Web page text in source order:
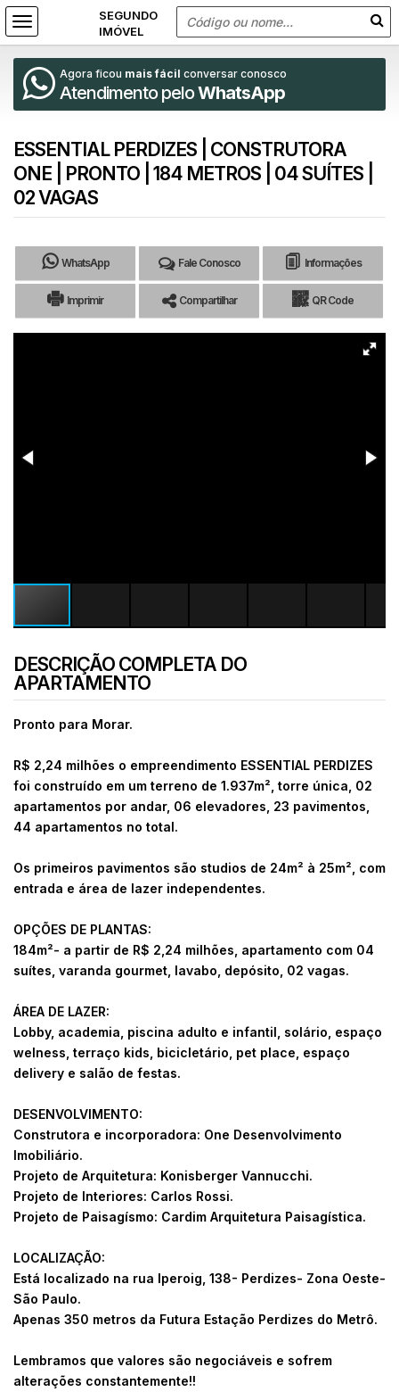
Agora ficou mais fácil conversar conosco
Atendimento peloWhatsApp
ESSENTIAL PERDIZES | CONSTRUTORA
ONE | PRONTO | 184 METROS | 04 SUÍTES |
02 VAGAS
WhatsApp Fale Conosco Informações
Imprimir Compartilhar QR Code
DESCRIÇÃO COMPLETA DO
APARTAMENTO
Pronto para Morar.
R$ 2,24 milhões o empreendimento ESSENTIAL PERDIZES
foi construído em um terreno de 1.937m², torre única, 02
apartamentos por andar, 06 elevadores, 23 pavimentos,
44 apartamentos no total.
Os primeiros pavimentos são studios de 24m² à 25m², com
entrada e área de lazer independentes.
OPÇÕES DE PLANTAS:
184m²- a partir de R$ 2,24 milhões, apartamento com 04
suítes, varanda gourmet, lavabo, depósito, 02 vagas.
ÁREA DE LAZER:
Lobby, academia, piscina adulto e infantil, solário, espaço
welness, terraço kids, bicicletário, pet place, espaço
delivery e salão de festas.
DESENVOLVIMENTO:
Construtora e incorporadora: One Desenvolvimento
Imobiliário.
Projeto de Arquitetura: Konisberger Vannucchi.
Projeto de Interiores: Carlos Rossi.
Projeto de Paisagísmo: Cardim Arquitetura Paisagística.
LOCALIZAÇÃO:
Está localizado na rua Iperoig, 138- Perdizes- Zona Oeste-
São Paulo.
Apenas 350 metros da Futura Estação Perdizes do Metrô.
Lembramos que valores são negociáveis e sofrem
alterações constantemente!!